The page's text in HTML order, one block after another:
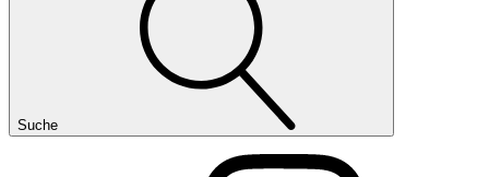
Suche